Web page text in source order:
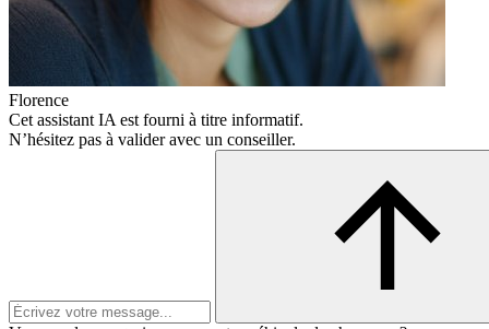
Florence
Cet assistant IA est fourni à titre informatif.
N’hésitez pas à valider avec un conseiller.